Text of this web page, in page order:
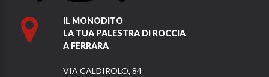
IL MONODITO
LA TUA PALESTRA DI ROCCIA
A FERRARA
VIA CALDIROLO, 84